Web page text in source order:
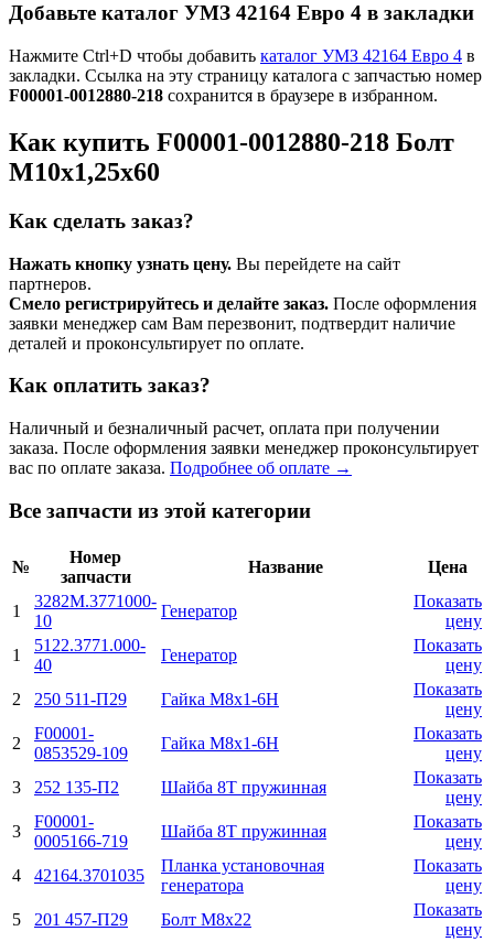
Добавьте каталог УМЗ 42164 Евро 4 в закладки
Нажмите Ctrl+D чтобы добавить каталог УМЗ 42164 Евро 4 в
закладки. Ссылка на эту страницу каталога с запчастью номер
F00001-0012880-218 сохранится в браузере в избранном.
Как купить F00001-0012880-218 Болт
М10х1,25х60
Как сделать заказ?
Нажать кнопку узнать цену. Вы перейдете на сайт
партнеров.
Смело регистрируйтесь и делайте заказ. После оформления
заявки менеджер сам Вам перезвонит, подтвердит наличие
деталей и проконсультирует по оплате.
Как оплатить заказ?
Наличный и безналичный расчет, оплата при получении
заказа. После оформления заявки менеджер проконсультирует
вас по оплате заказа. Подробнее об оплате →
Все запчасти из этой категории
№
Номер
запчасти
Название Цена
1
3282М.3771000-
10
Генератор
Показать
цену
1
5122.3771.000-
40
Генератор
Показать
цену
2
250 511-П29 Гайка М8х1-6H
Показать
цену
2
F00001-
0853529-109
Гайка М8х1-6H
Показать
цену
3
252 135-П2 Шайба 8Т пружинная
Показать
цену
3
F00001-
0005166-719
Шайба 8Т пружинная
Показать
цену
4
42164.3701035
Планка установочная
генератора
Показать
цену
5
201 457-П29 Болт М8х22
Показать
цену